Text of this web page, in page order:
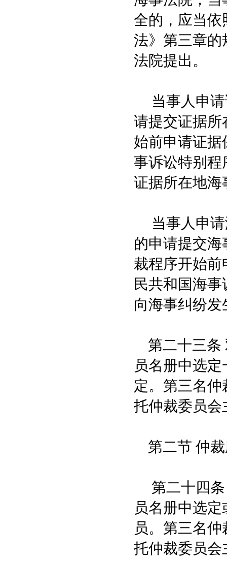
全的，应当依
法》第三章的
法院提出。
当事人申请
请提交证据所
始前申请证
事诉讼特别程
证据所在地海
当事人申请
的申请提交
裁程序开始
民共和国海
向海事纠纷
第二十三条
员名册中选
定。第三名
托仲裁委员会
第二节 仲裁
第二十四条
员名册中选
员。第三名
托仲裁委员会